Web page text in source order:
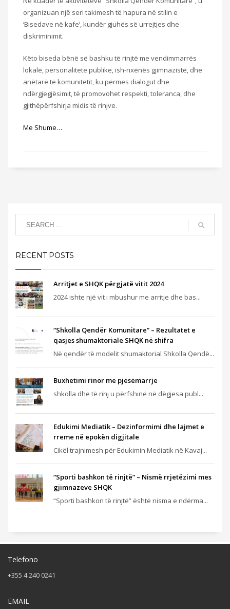
organizuan një seri takimesh të hapura në stilin e
‘Bisedave në kafe’, kundër gjuhës së urrejtjes dhe
diskriminimit.
Këto biseda bënë së bashku të rinjtë me vendimmarrës
lokalë, personalitete publike, ish-nxënës gjimnazistë, dhe
anëtarë të komunitetit, ku përmes dialogut dhe
ndërgjegjësimit, të promovohet respekti, toleranca, dhe
gjithëpërfshirja midis të rinjve.
Me Shume…
RECENT POSTS
Arritjet e SHQK përgjatë vitit 2024
2024 ishte një vit i mbushur me arritje dhe bas...
“Shkolla Qendër Komunitare” – Rezultatet e
qasjes shumaktoriale SHQK në shifra
Në qendër të modelit shumaktorial Shkolla Qendë...
Buxhetimi rinor me pjesëmarrje
shkolla dhe të rinj u përfshinë në dëgjesa publ...
Edukimi Mediatik – Dezinformimi dhe lajmet e
rreme në epokën digjitale
Cikël trajnimesh për Edukimin Mediatik në Kavaj...
“Sporti bashkon të rinjtë” – Nismë rrjetëzimi mes
gjimnazeve SHQK
“Sporti bashkon të rinjtë” është nisma e ndërma...
Telefono
+355 4 240 0241
EMAIL